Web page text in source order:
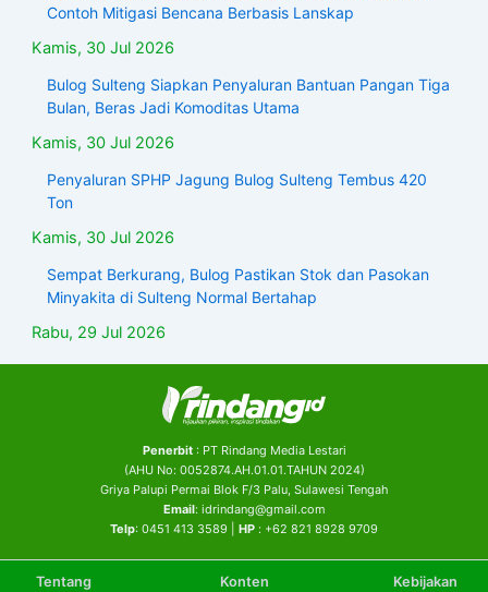
Contoh Mitigasi Bencana Berbasis Lanskap
Kamis, 30 Jul 2026
Bulog Sulteng Siapkan Penyaluran Bantuan Pangan Tiga
Bulan, Beras Jadi Komoditas Utama
Kamis, 30 Jul 2026
Penyaluran SPHP Jagung Bulog Sulteng Tembus 420
Ton
Kamis, 30 Jul 2026
Sempat Berkurang, Bulog Pastikan Stok dan Pasokan
Minyakita di Sulteng Normal Bertahap
Rabu, 29 Jul 2026
Penerbit: PT Rindang Media Lestari
(AHU No: 0052874.AH.01.01.TAHUN 2024)
Griya Palupi Permai Blok F/3 Palu, Sulawesi Tengah
Email: idrindang@gmail.com
Telp: 0451 413 3589 | HP : +62 821 8928 9709
Tentang Konten Kebijakan